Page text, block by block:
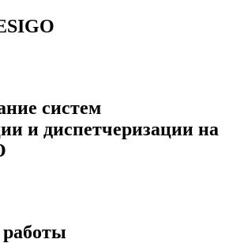
систем
и диспетчеризации на